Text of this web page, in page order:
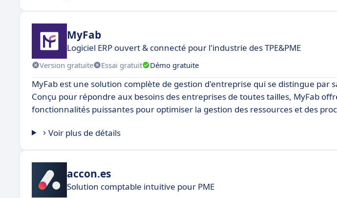
MyFab
Logiciel ERP ouvert & connecté pour l'industrie des TPE&PME
Version gratuite Essai gratuit Démo gratuite
MyFab est une solution complète de gestion d'entreprise qui se distingue par
Conçu pour répondre aux besoins des entreprises de toutes tailles, MyFab
fonctionnalités puissantes pour optimiser la gestion des ressources et des
Voir plus de détails
accon.es
Solution comptable intuitive pour PME